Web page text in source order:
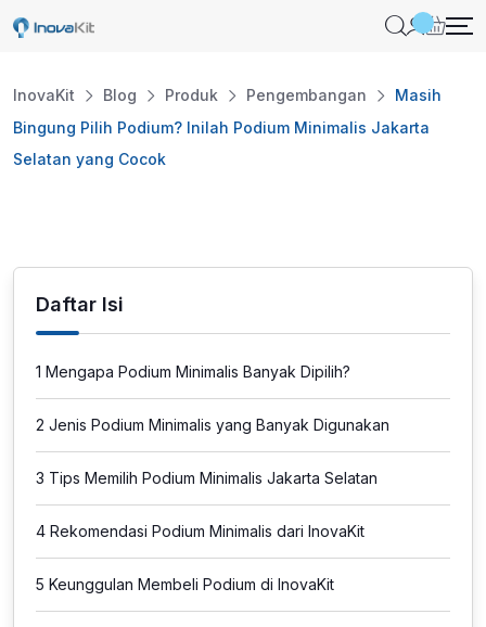
Skip
InovaKit Blog Produk Pengembangan
Masih
Bingung Pilih Podium? Inilah Podium Minimalis Jakarta
Selatan yang Cocok
Daftar Isi
1 Mengapa Podium Minimalis Banyak Dipilih?
2 Jenis Podium Minimalis yang Banyak Digunakan
3 Tips Memilih Podium Minimalis Jakarta Selatan
4 Rekomendasi Podium Minimalis dari InovaKit
5 Keunggulan Membeli Podium di InovaKit